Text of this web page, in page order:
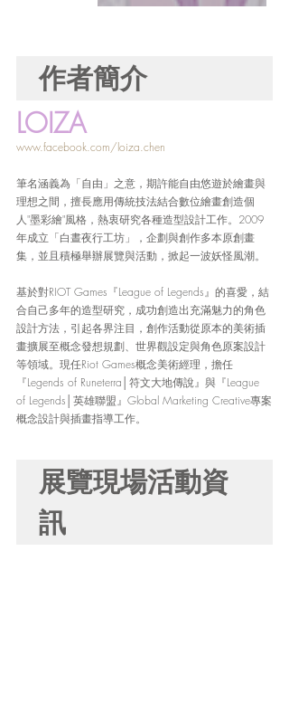
作者簡介
LOIZA
www.facebook.com/loiza.chen
筆名涵義為「自由」之意，期許能自由悠遊於繪畫與
理想之間，擅長應用傳統技法結合數位繪畫創造個
人"墨彩繪"風格，熱衷研究各種造型設計工作。2009
年成立「白晝夜行工坊」，企劃與創作多本原創畫
集，並且積極舉辦展覽與活動，掀起一波妖怪風潮。
基於對RIOT Games『League of Legends』的喜愛，結
合自己多年的造型研究，成功創造出充滿魅力的角色
設計方法，引起各界注目，創作活動從原本的美術插
畫擴展至概念發想規劃、世界觀設定與角色原案設計
等領域。現任Riot Games概念美術經理，擔任
『Legends of Runeterra│符文大地傳說』與『League
of Legends│英雄聯盟』Global Marketing Creative專案
概念設計與插畫指導工作。
展覽現場活動資
訊